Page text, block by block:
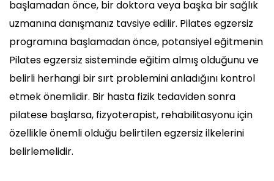
başlamadan önce, bir doktora veya başka bir sağlık
uzmanına danışmanız tavsiye edilir. Pilates egzersiz
programına başlamadan önce, potansiyel eğitmenin
Pilates egzersiz sisteminde eğitim almış olduğunu ve
belirli herhangi bir sırt problemini anladığını kontrol
etmek önemlidir. Bir hasta fizik tedaviden sonra
pilatese başlarsa, fizyoterapist, rehabilitasyonu için
özellikle önemli olduğu belirtilen egzersiz ilkelerini
belirlemelidir.